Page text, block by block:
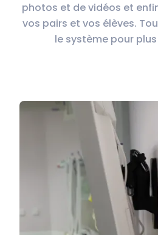
photos et de vidéos et
vos pairs et vos élèves.
le système pour